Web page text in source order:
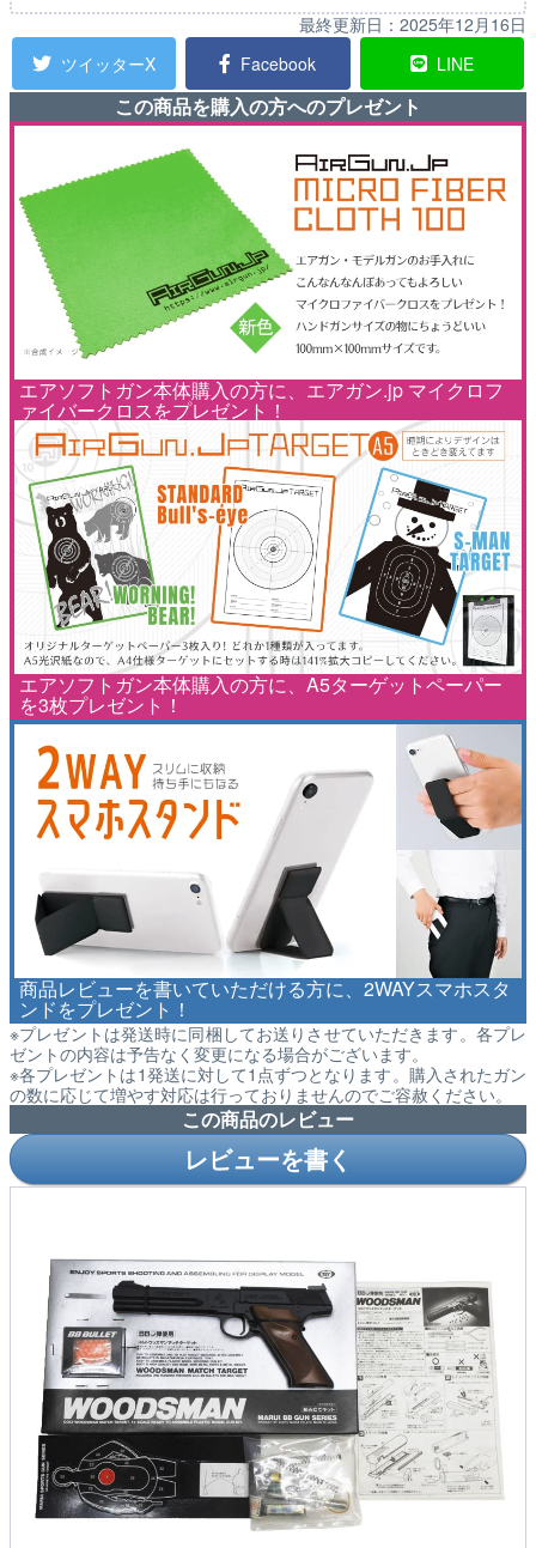
最終更新日： 2025年12月16日
ツイッターX
Facebook LINE
この商品を購入の方へのプレゼント
エアソフトガン本体購入の方に、エアガン.jp マイクロフ
ァイバークロスをプレゼント！
エアソフトガン本体購入の方に、A5ターゲットペーパー
を3枚プレゼント！
商品レビューを書いていただける方に、2WAYスマホスタ
ンドをプレゼント！
※プレゼントは発送時に同梱してお送りさせていただきます。各プレ
ゼントの内容は予告なく変更になる場合がございます。
※各プレゼントは1発送に対して1点ずつとなります。購入されたガン
の数に応じて増やす対応は行っておりませんのでご容赦ください。
この商品のレビュー
レビューを書く